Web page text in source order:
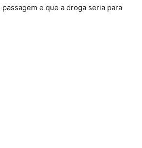
e que a droga seria para